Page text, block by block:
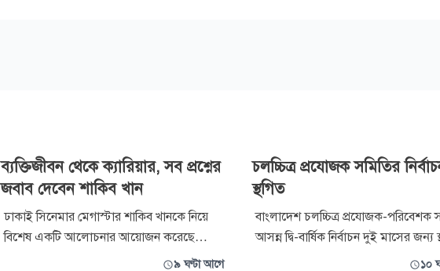
ব্যক্তিজীবন থেকে ক্যারিয়ার, সব প্রশ্নের
জবাব দেবেন শাকিব খান
ঢাকাই সিনেমার মেগাস্টার শাকিব খানকে নিয়ে
বিশেষ একটি আলোচনার আয়োজন করেছে
চ্যানেল আই। সম্প্রতি চিত্রনায়িকা পূর্ণিমার৯ ঘণ্টা আগে
চলচ্চিত্র প্রযোজক সমিতির
স্থগিত
বাংলাদেশ চলচ্চিত্র প্রযোজক-পরিবেশক
আসন্ন দ্বি-বার্ষিক নির্বাচন দুই মাসের জন্য
করেছেন হাইকোর্ট। আগামী ৮ আগস্ট এই
১০